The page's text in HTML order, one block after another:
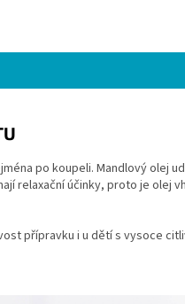
po koupeli. Mandlový olej
relaxační účinky, proto je olej
přípravku i u dětí s vysoce